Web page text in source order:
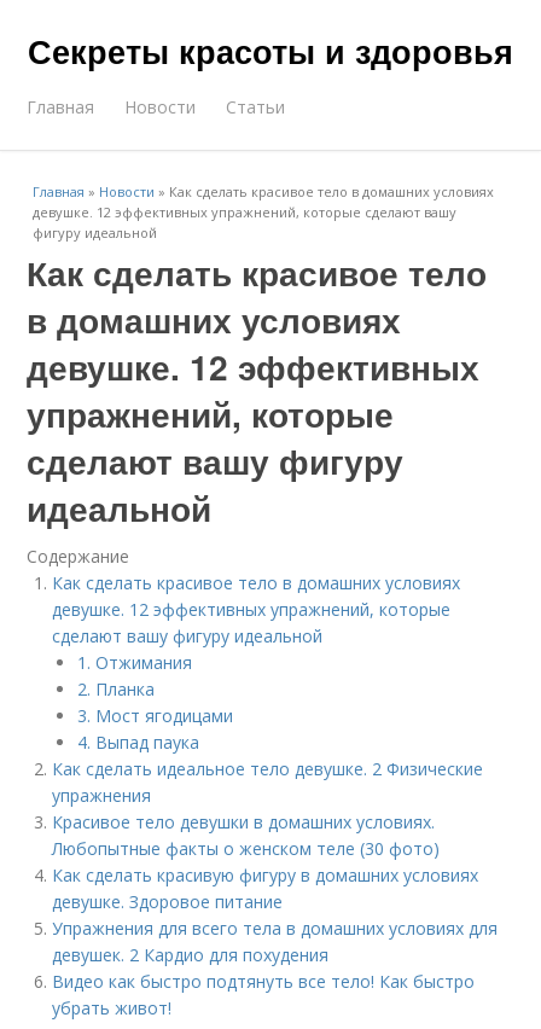
Секреты красоты и здоровья
Главная Новости Статьи
Главная » Новости » Как сделать красивое тело в домашних условиях
девушке. 12 эффективных упражнений, которые сделают вашу
фигуру идеальной
Как сделать красивое тело
в домашних условиях
девушке. 12 эффективных
упражнений, которые
сделают вашу фигуру
идеальной
Содержание
Как сделать красивое тело в домашних условиях
девушке. 12 эффективных упражнений, которые
сделают вашу фигуру идеальной
1. Отжимания
2. Планка
3. Мост ягодицами
4. Выпад паука
Как сделать идеальное тело девушке. 2 Физические
упражнения
Красивое тело девушки в домашних условиях.
Любопытные факты о женском теле (30 фото)
Как сделать красивую фигуру в домашних условиях
девушке. Здоровое питание
Упражнения для всего тела в домашних условиях для
девушек. 2 Кардио для похудения
Видео как быстро подтянуть все тело! Как быстро
убрать живот!